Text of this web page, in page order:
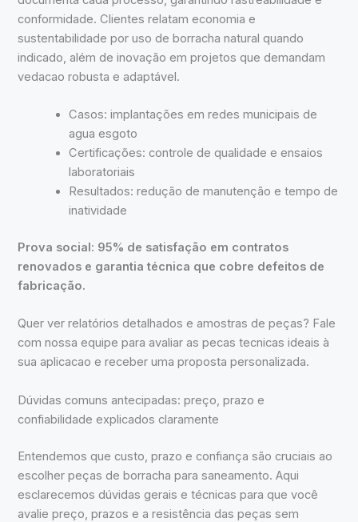
conformidade. Clientes relatam economia e
sustentabilidade por uso de borracha natural quando
indicado, além de inovação em projetos que demandam
vedacao robusta e adaptável.
Casos: implantações em redes municipais de
agua esgoto
Certificações: controle de qualidade e ensaios
laboratoriais
Resultados: redução de manutenção e tempo de
inatividade
Prova social: 95% de satisfação em contratos
renovados e garantia técnica que cobre defeitos de
fabricação.
Quer ver relatórios detalhados e amostras de peças? Fale
com nossa equipe para avaliar as pecas tecnicas ideais à
sua aplicacao e receber uma proposta personalizada.
Dúvidas comuns antecipadas: preço, prazo e
confiabilidade explicados claramente
Entendemos que custo, prazo e confiança são cruciais ao
escolher peças de borracha para saneamento. Aqui
esclarecemos dúvidas gerais e técnicas para que você
avalie preço, prazos e a resistência das peças sem